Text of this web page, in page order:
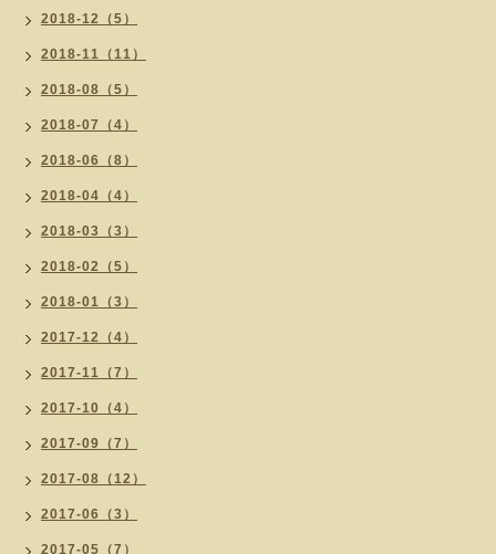
2018-12（5）
2018-11（11）
2018-08（5）
2018-07（4）
2018-06（8）
2018-04（4）
2018-03（3）
2018-02（5）
2018-01（3）
2017-12（4）
2017-11（7）
2017-10（4）
2017-09（7）
2017-08（12）
2017-06（3）
2017-05（7）